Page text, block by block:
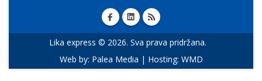
Lika express © 2026. Sva prava pridržana.
Web by: Palea Media | Hosting: WMD